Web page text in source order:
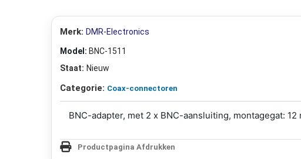
Merk: DMR-Electronics
Model: BNC-1511
Staat: Nieuw
Categorie: Coax-connectoren
BNC-adapter, met 2 x BNC-aansluiting, montagegat: 12
Productpagina Afdrukken